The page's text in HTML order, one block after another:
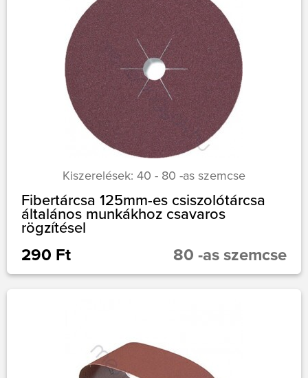
Kiszerelések: 40 - 80 -as szemcse
Fibertárcsa 125mm-es csiszolótárcsa
általános munkákhoz csavaros
rögzítésel
290 Ft 80 -as szemcse